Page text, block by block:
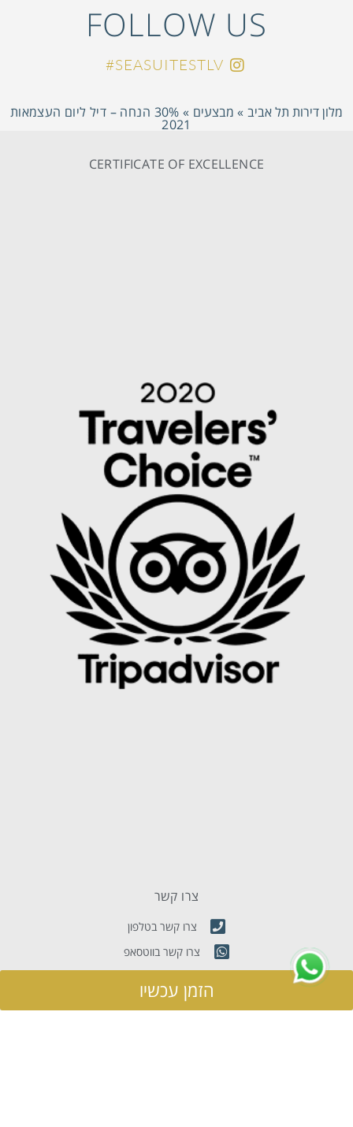
הזמן עכשיו
FOLLOW US
SEASUITESTLV#
מלון דירות תל אביב» מבצעים » 30% הנחה – דיל ליום העצמאות
2021
CERTIFICATE OF EXCELLENCE
צרו קשר
צרו קשר בטלפון
צרו קשר בווטסאפ
הרברט סמואל 76, תל אביב, ישראל 6343315